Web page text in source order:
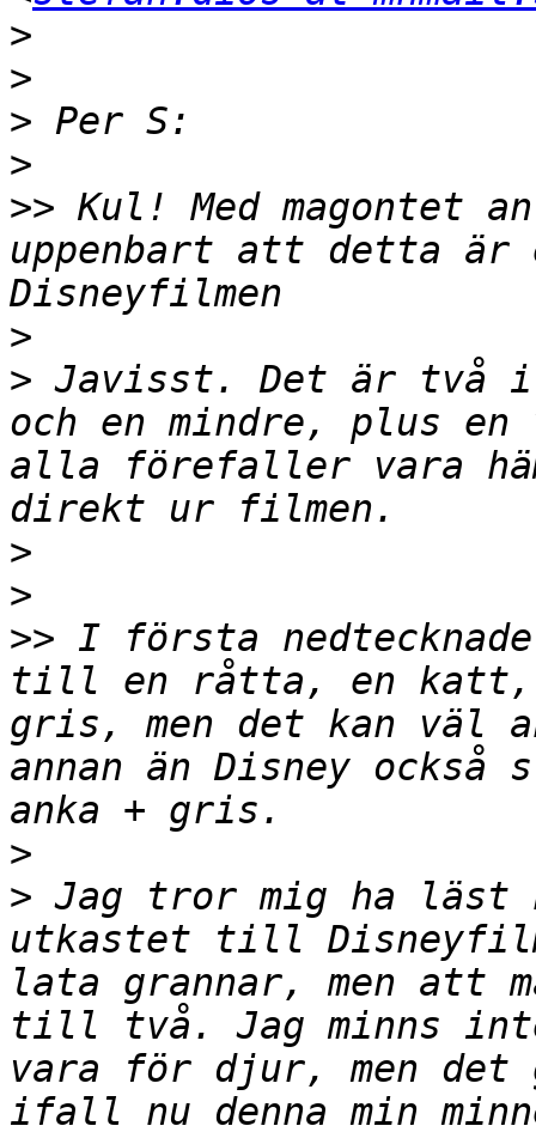
>
>
>
>
>> Kul! Med magontet
uppenbart att detta är
>
> Javisst. Det är två
och en mindre, plus
alla förefaller vara
>
>
>> I första
till en råtta, en katt,
gris, men det kan väl
annan än Disney
>
> Jag tror mig ha läst
utkastet till
lata grannar, men att
till två. Jag minns
vara för djur, men